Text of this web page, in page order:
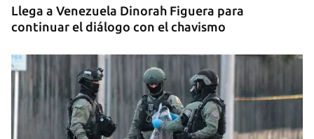
Llega a Venezuela Dinorah Figuera para
continuar el diálogo con el chavismo